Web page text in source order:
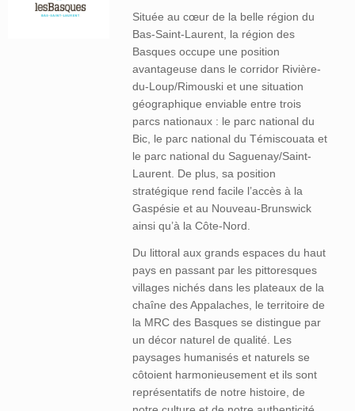
Située au cœur de la belle région du
Bas-Saint-Laurent, la région des
Basques occupe une position
avantageuse dans le corridor Rivière-
du-Loup/Rimouski et une situation
géographique enviable entre trois
parcs nationaux : le parc national du
Bic, le parc national du Témiscouata et
le parc national du Saguenay/Saint-
Laurent. De plus, sa position
stratégique rend facile l’accès à la
Gaspésie et au Nouveau-Brunswick
ainsi qu’à la Côte-Nord.
Du littoral aux grands espaces du haut
pays en passant par les pittoresques
villages nichés dans les plateaux de la
chaîne des Appalaches, le territoire de
la MRC des Basques se distingue par
un décor naturel de qualité. Les
paysages humanisés et naturels se
côtoient harmonieusement et ils sont
représentatifs de notre histoire, de